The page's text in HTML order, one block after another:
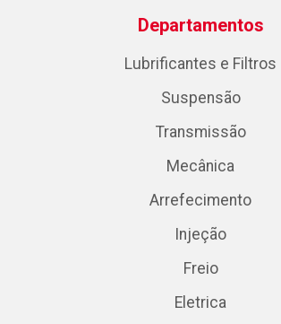
Departamentos
Lubrificantes e Filtros
Suspensão
Transmissão
Mecânica
Arrefecimento
Injeção
Freio
Eletrica